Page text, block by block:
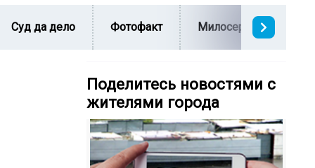
Суд да дело Фотофакт Милосердие
Поделитесь новостями с
жителями города